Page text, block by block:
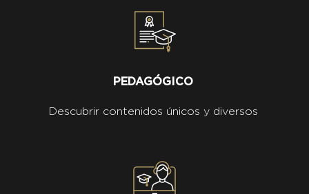
PEDAGÓGICO
Descubrir contenidos únicos y diversos